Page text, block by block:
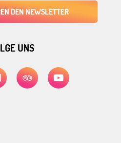
DEN NEWSLETTER
UNS